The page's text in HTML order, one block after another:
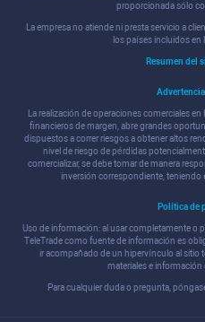
proporcionada sólo
La empresa no atiende ni presta servicio a
los países incluidos en
Resumen del
La realización de operaciones comerciales
financieros de margen, abre grandes
dispuestos a correr riesgos a obtener altos
nivel de riesgo de pérdidas
comercializar, se debe tomar de manera
inversión correspondiente, teniendo
Política de
Uso de información: al usar completamente o
TeleTrade como fuente de información es
ir acompañado de un hipervínculo al
materiales e información
Para cualquier duda o pregunta,